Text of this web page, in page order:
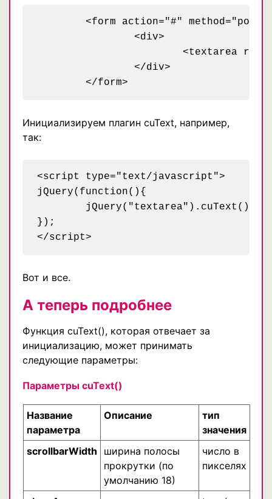
Инициализируем плагин cuText, например,
так:
<script type="text/javascript">
jQuery(function(){
});
Вот и все.
А теперь подробнее
Функция cuText(), которая отвечает за
инициализацию, может принимать
следующие параметры:
Параметры cuText()
Название
параметра
Описание
тип
значения
scrollbarWidth
ширина полосы
прокрутки (по
умолчанию 18)
число в
пикселях